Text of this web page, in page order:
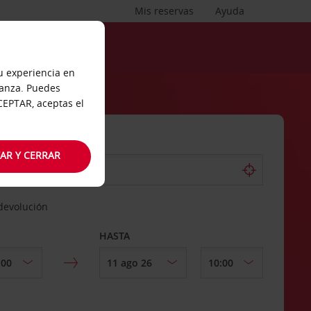
Ayuda
Mis reservas
HASTA
experiencia en
Puedes
aceptas el
Y CERRAR